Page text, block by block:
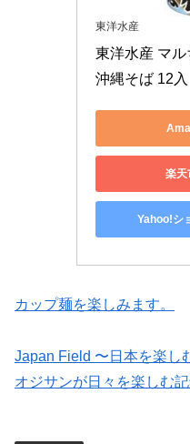
東洋水産
東洋水産 マ
沖縄そば 12入
楽天
Yahoo!シ
カップ麺を楽しみます。
Japan Field 〜日本を楽し
オジサンが日々を楽しむ